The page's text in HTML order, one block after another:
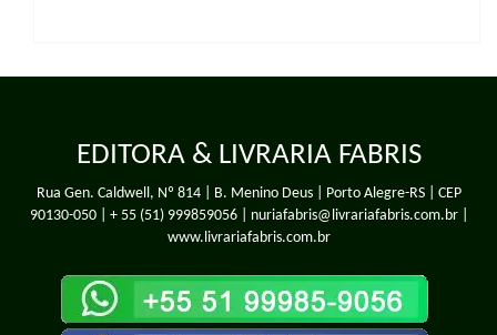
EDITORA & LIVRARIA FABRIS
Rua Gen. Caldwell, Nº 814 | B. Menino Deus | Porto Alegre-RS | CEP
90130-050 | + 55 (51) 999859056| nuriafabris@livrariafabris.com.br |
www.livrariafabris.com.br